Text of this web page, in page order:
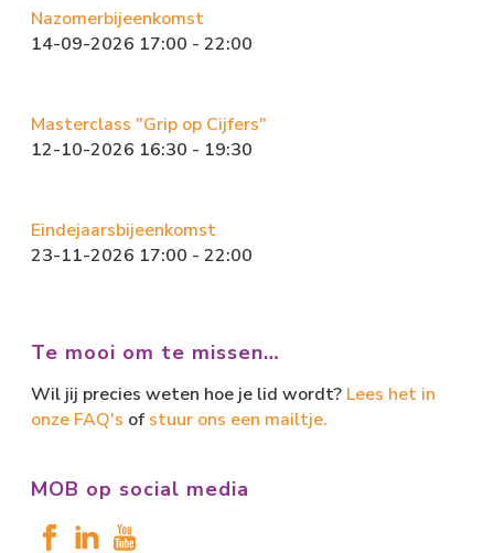
Nazomerbijeenkomst
14-09-2026 17:00 - 22:00
Masterclass "Grip op Cijfers"
12-10-2026 16:30 - 19:30
Eindejaarsbijeenkomst
23-11-2026 17:00 - 22:00
Te mooi om te missen…
Wil jij precies weten hoe je lid wordt? Lees het in
onze FAQ's of stuur ons een mailtje.
MOB op social media